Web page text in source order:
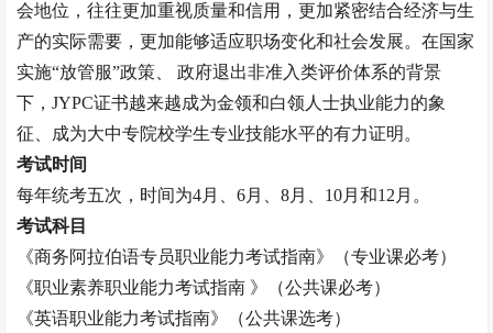
会地位，往往更加重视质量和信用，更加紧密结合经济与生
产的实际需要，更加能够适应职场变化和社会发展。在国家
实施“放管服”政策、 政府退出非准入类评价体系的背景
下，JYPC证书越来越成为金领和白领人士执业能力的象
征、成为大中专院校学生专业技能水平的有力证明。
考试时间
每年统考五次，时间为4月、6月、8月、10月和12月。
考试科目
《商务阿拉伯语专员职业能力考试指南》（专业课必考）
《职业素养职业能力考试指南 》（公共课必考）
《英语职业能力考试指南》（公共课选考）